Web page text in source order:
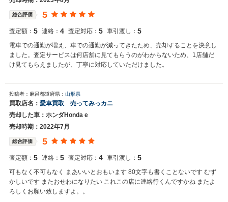
総合評価 5
査定額： 5 連絡： 4 査定対応： 5 車引渡し： 5
電車での通勤が増え、車での通勤が減ってきたため、売却することを決意し
ました。査定サービスは何店舗に見てもらうのがわからないため、1店舗だ
け見てもらえましたが、丁寧に対応していただけました。
投稿者：麻呂都道府県： 山形県
買取店名： 愛車買取 売ってみっカニ
売却した車：ホンダHonda e
売却時期：2022年7月
総合評価 5
査定額： 5 連絡： 5 査定対応： 4 車引渡し： 5
可もなく不可もなく まあいいとおもいます 80文字も書くことないです むず
かしいです またおせわになりたい これこの店に連絡行くんですかね またよ
ろしくお願い致しますよ。。